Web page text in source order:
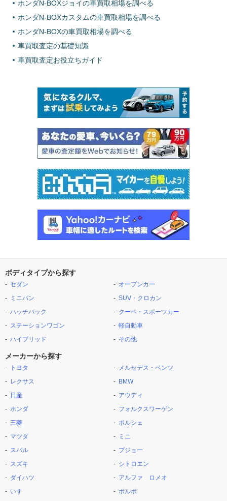
ホンダN-BOXジョイの車買取相場を調べる
ホンダN-BOXカスタムの車買取相場を調べる
ホンダN-BOXの車買取相場を調べる
車買取査定の基礎知識
車買取査定お役立ちガイド
ボディタイプから探す
セダン
ミニバン
ハッチバック
ステーションワゴン
ハイブリッド
オープンカー
SUV・クロカン
クーペ・スポーツカー
軽自動車
その他
メーカーから探す
トヨタ
レクサス
日産
ホンダ
三菱
マツダ
スバル
スズキ
ダイハツ
いすゞ
メルセデス・ベンツ
BMW
アウディ
フォルクスワーゲン
ポルシェ
ミニ
プジョー
シトロエン
アルファ ロメオ
ボルボ